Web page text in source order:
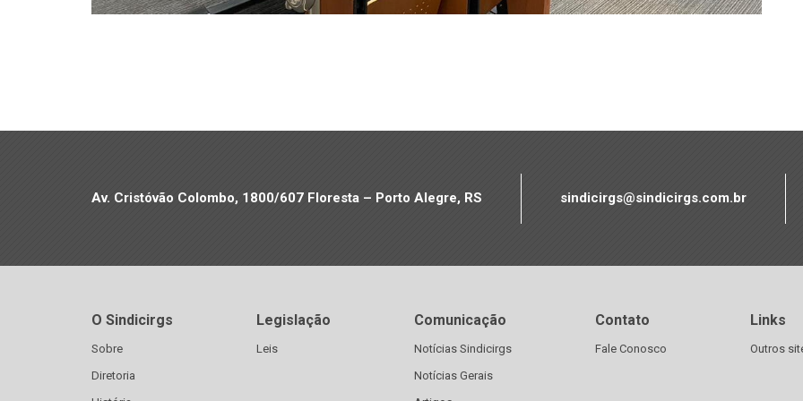
Av. Cristóvão Colombo, 1800/607 Floresta – Porto Alegre, RS sindicirgs@sindicirgs.com.br
O Sindicirgs
Sobre
Diretoria
Legislação
Leis
Comunicação
Notícias Sindicirgs
Notícias Gerais
Contato
Fale Conosco
Links
Outros